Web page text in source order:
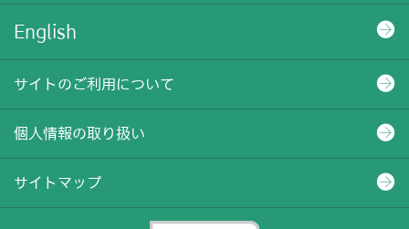
English
サイトのご利用について
個人情報の取り扱い
サイトマップ